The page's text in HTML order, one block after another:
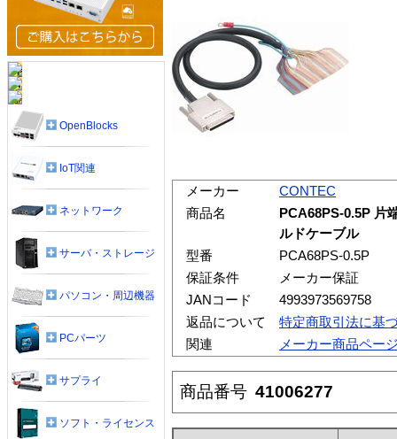
メーカー
CONTEC
商品名
PCA68PS-0.5P 片
ルドケーブル
型番
PCA68PS-0.5P
保証条件
メーカー保証
JANコード
4993973569758
返品について
特定商取引法に基
関連
メーカー商品ペー
商品番号 41006277
OpenBlocks
IoT関連
ネットワーク
サーバ・ストレージ
パソコン・周辺機器
PCパーツ
サプライ
ソフト・ライセンス